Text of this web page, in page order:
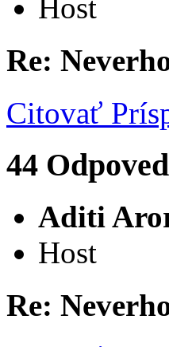
Host
Re:
Citovať
44
Aditi
Host
Re: